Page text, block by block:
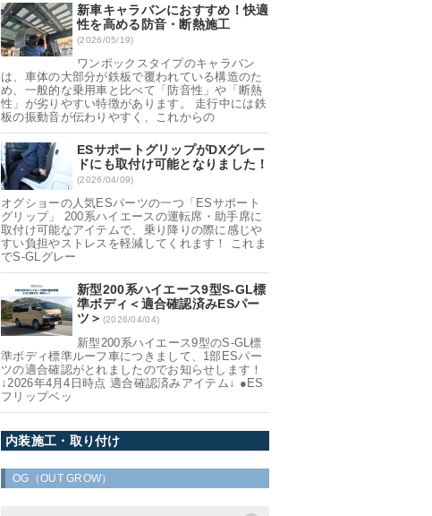
新車キャラバンにおすすめ！快適
性を高める防音・断熱施工
(2026/05/19)
ワンボックスタイプのキャラバン
は、車体の大部分が鉄板で覆われている構造のた
め、一般的な乗用車と比べて「防音性」や「断熱
性」が劣りやすい特徴があります。 走行中には鉄
板の振動音が伝わりやすく、これからの
ESサポートグリップがDXグレー
ドにも取付け可能となりました！
(2026/04/09)
オグショーの人気ESパーツの一つ「ESサポート
グリップ」 200系ハイエースの運転席・助手席に
取付け可能なアイテムで、乗り降りの際に感じや
すい負担やストレスを軽減してくれます！ これま
でS-GLグレー
新型200系ハイエース9型S-GL標
準ボディ＜適合確認済みESパー
ツ＞ (2026/04/04)
新型200系ハイエース9型のS-GL標
準ボディ標準ルーフ車につきまして、1部ESパー
ツの適合確認がとれましたのでお知らせします！
↓2026年4月4日時点 適合確認済みアイテム↓ ●ES
フリップベッ
内装施工・取り付け
OG（OUT GROW）